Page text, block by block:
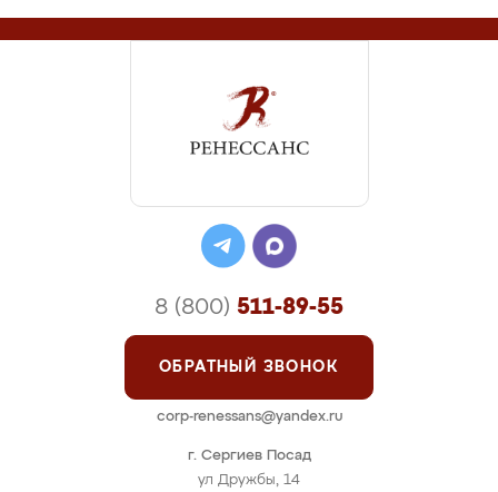
г. Сергиев Посад
ул Дружбы, 14
8 (800) 511-89-55
ОБРАТНЫЙ ЗВОНОК
corp-renessans@yandex.ru